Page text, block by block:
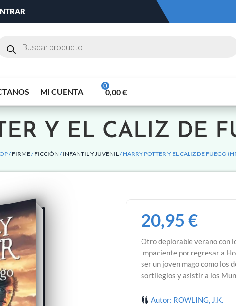
MI CUENTA 0,00€
Y EL CALIZ DE
/FIRME/FICCIÓN /INFANTIL Y JUVENIL / HARRY POTTER Y EL CALIZ DE FUEGO
20,95€
Otro deplorable verano con
impaciente por regresar a
ser un joven mago como los
sortilegios y asistir a los
Autor: ROWLING, J.K.